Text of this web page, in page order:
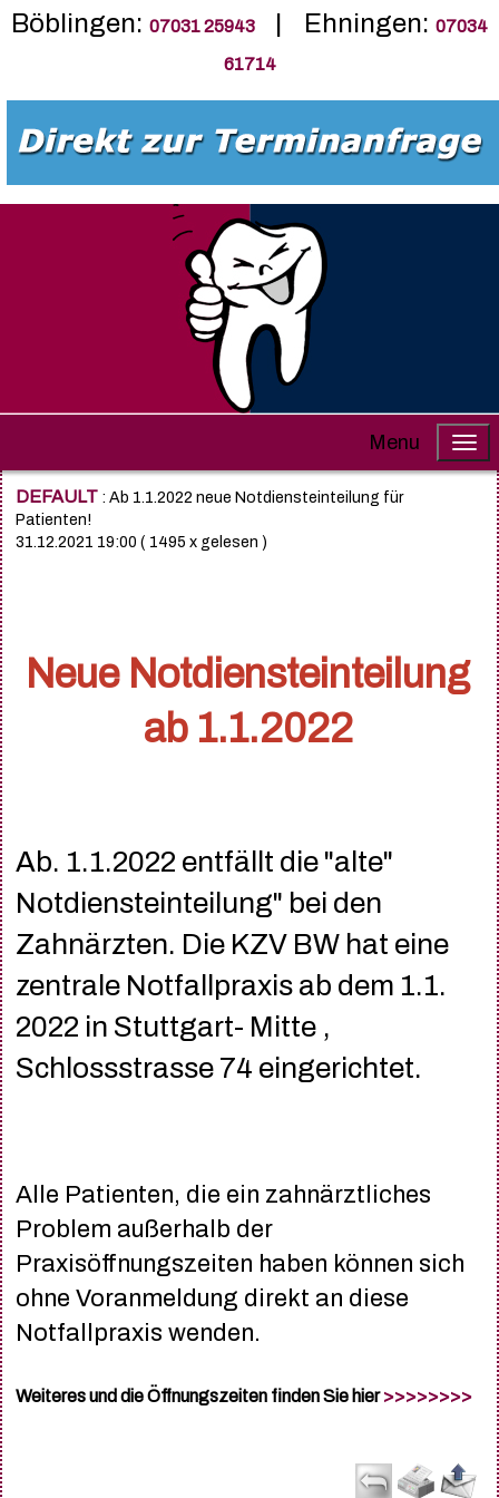
Böblingen: 07031 25943 | Ehningen: 07034
61714
Menu
DEFAULT: Ab 1.1.2022 neue Notdiensteinteilung für
Patienten!
31.12.2021 19:00 ( 1495 x gelesen )
Neue Notdiensteinteilung
ab 1.1.2022
Ab. 1.1.2022 entfällt die "alte"
Notdiensteinteilung" bei den
Zahnärzten. Die KZV BW hat eine
zentrale Notfallpraxis ab dem 1.1.
2022 in Stuttgart- Mitte ,
Schlossstrasse 74 eingerichtet.
Alle Patienten, die ein zahnärztliches
Problem außerhalb der
Praxisöffnungszeiten haben können sich
ohne Voranmeldung direkt an diese
Notfallpraxis wenden.
Weiteres und die Öffnungszeiten finden Sie hier>>>>>>>>